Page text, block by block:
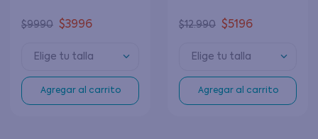
$9990 $3996
Elige tu talla
Agregar al carrito
$12.990 $5196
Elige tu talla
Agregar al carrito